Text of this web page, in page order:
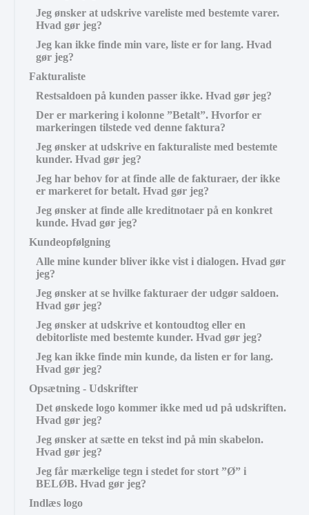
Jeg ønsker at udskrive vareliste med bestemte varer.
Hvad gør jeg?
Jeg kan ikke finde min vare, liste er for lang. Hvad
gør jeg?
Fakturaliste
Restsaldoen på kunden passer ikke. Hvad gør jeg?
Der er markering i kolonne ”Betalt”. Hvorfor er
markeringen tilstede ved denne faktura?
Jeg ønsker at udskrive en fakturaliste med bestemte
kunder. Hvad gør jeg?
Jeg har behov for at finde alle de fakturaer, der ikke
er markeret for betalt. Hvad gør jeg?
Jeg ønsker at finde alle kreditnotaer på en konkret
kunde. Hvad gør jeg?
Kundeopfølgning
Alle mine kunder bliver ikke vist i dialogen. Hvad gør
jeg?
Jeg ønsker at se hvilke fakturaer der udgør saldoen.
Hvad gør jeg?
Jeg ønsker at udskrive et kontoudtog eller en
debitorliste med bestemte kunder. Hvad gør jeg?
Jeg kan ikke finde min kunde, da listen er for lang.
Hvad gør jeg?
Opsætning - Udskrifter
Det ønskede logo kommer ikke med ud på udskriften.
Hvad gør jeg?
Jeg ønsker at sætte en tekst ind på min skabelon.
Hvad gør jeg?
Jeg får mærkelige tegn i stedet for stort ”Ø” i
BELØB. Hvad gør jeg?
Indlæs logo